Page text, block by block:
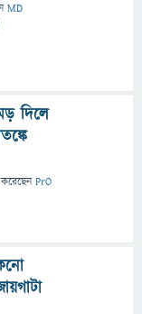
MD
দিলে
করেছেনPrO